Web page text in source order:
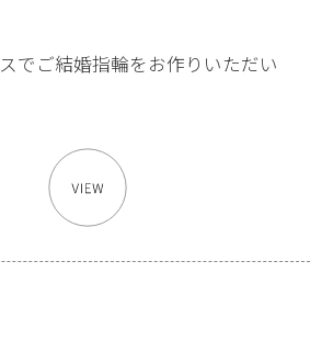
でご結婚指輪をお作りいただい